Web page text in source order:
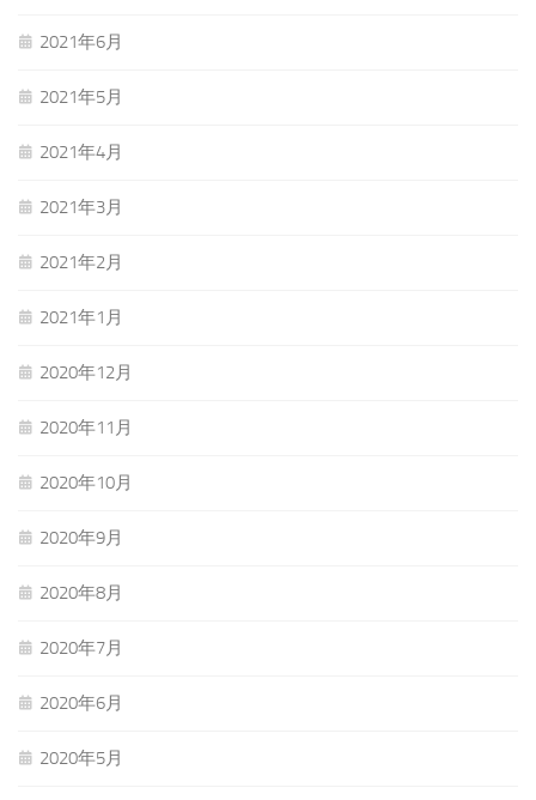
2021年6月
2021年5月
2021年4月
2021年3月
2021年2月
2021年1月
2020年12月
2020年11月
2020年10月
2020年9月
2020年8月
2020年7月
2020年6月
2020年5月